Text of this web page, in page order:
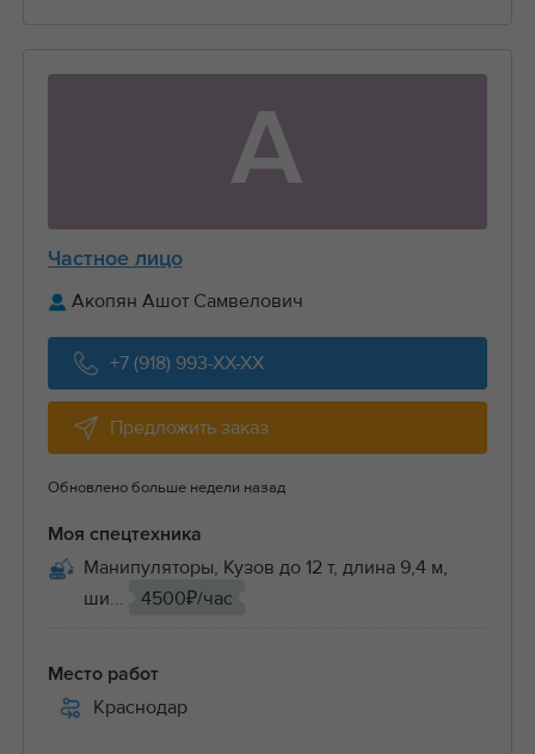
А
Частное лицо
Акопян Ашот Самвелович
+7 (918) 993-XX-XX
Предложить заказ
Обновлено больше недели назад
Моя спецтехника
Манипуляторы, Кузов до 12 т, длина 9,4 м,
ши...
4500₽/час
Место работ
Краснодар